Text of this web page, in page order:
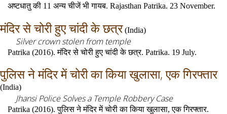
अष्टधातु की 11 अन्य चीजें भी गायब. Rajasthan Patrika. 23 November.
मंदिर से चोरी हुए चांदी के छत्र (India)
Silver crown stolen from temple
Patrika (2016). मंदिर से चोरी हुए चांदी के छत्र. Patrika. 19 July.
पुलिस ने मंदिर में चोरी का किया खुलासा, एक गिरफ्तार
(India)
Jhansi Police Solves a Temple Robbery Case
Patrika (2016). पुलिस ने मंदिर में चोरी का किया खुलासा, एक गिरफ्तार.